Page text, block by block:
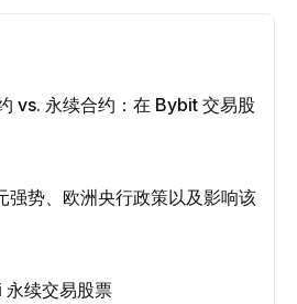
vs. 永续合约：在 Bybit 交易股
强势、欧洲央行政策以及影响该
续交易股票